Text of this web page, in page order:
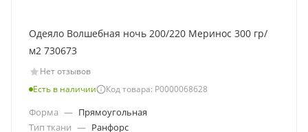
Одеяло Волшебная ночь 200/220 Меринос 300 гр/
м2 730673
Нет отзывов
Есть в наличии
Код товара: Р0000068628
Форма — Прямоугольная
Тип ткани — Ранфорс